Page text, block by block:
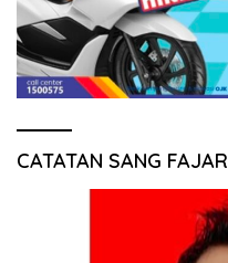
CATATAN SANG FAJAR